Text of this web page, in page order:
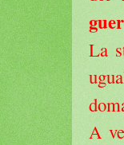
La
A